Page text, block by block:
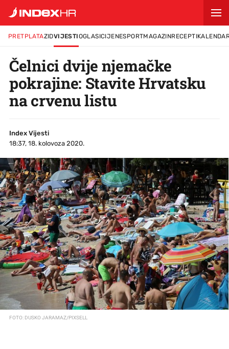
PRETPLATAZIDVIJESTIOGLASICIJENESPORTMAGAZINRECEPTI
Čelnici dvije njemačke
pokrajine: Stavite Hrvatsku
na crvenu listu
Index Vijesti
18:37, 18. kolovoza 2020.
FOTO: DUSKO JARAMAZ/PIXSELL